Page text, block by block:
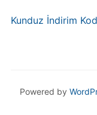
Kunduz İndirim
Powered by